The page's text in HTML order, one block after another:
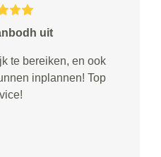
uit
te bereiken, en ook
inplannen! Top